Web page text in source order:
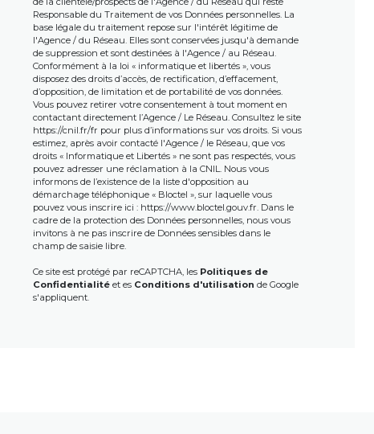
Responsable du Traitement de vos Données personnelles. La
base légale du traitement repose sur l'intérêt légitime de
l'Agence / du Réseau. Elles sont conservées jusqu'à demande
de suppression et sont destinées à l'Agence / au Réseau.
Conformément à la loi « informatique et libertés », vous
disposez des droits d’accès, de rectification, d’effacement,
d’opposition, de limitation et de portabilité de vos données.
Vous pouvez retirer votre consentement à tout moment en
contactant directement l’Agence / Le Réseau. Consultez le site
https://cnil.fr/fr pour plus d’informations sur vos droits. Si vous
estimez, après avoir contacté l'Agence / le Réseau, que vos
droits « Informatique et Libertés » ne sont pas respectés, vous
pouvez adresser une réclamation à la CNIL. Nous vous
informons de l’existence de la liste d'opposition au
démarchage téléphonique « Bloctel », sur laquelle vous
pouvez vous inscrire ici : https://www.bloctel.gouv.fr. Dans le
cadre de la protection des Données personnelles, nous vous
invitons à ne pas inscrire de Données sensibles dans le
champ de saisie libre.
Ce site est protégé par reCAPTCHA, les Politiques de
Confidentialitéet es Conditions d'utilisation de Google
s'appliquent.